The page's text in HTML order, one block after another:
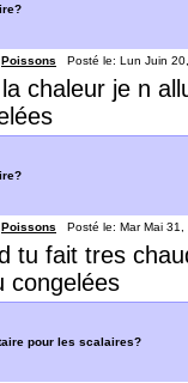
Poissons Posté le: Lun Juin
chaleur je n
Poissons Posté le: Mar Mai
tu fait tres
congelées
pour les scalaires?